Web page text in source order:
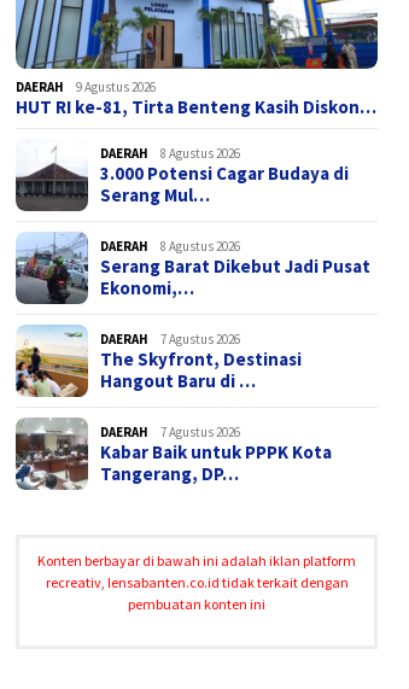
DAERAH 9 Agustus 2026
HUT RI ke-81, Tirta Benteng Kasih Diskon…
DAERAH 8 Agustus 2026
3.000 Potensi Cagar Budaya di
Serang Mul…
DAERAH 8 Agustus 2026
Serang Barat Dikebut Jadi Pusat
Ekonomi,…
DAERAH 7 Agustus 2026
The Skyfront, Destinasi
Hangout Baru di …
DAERAH 7 Agustus 2026
Kabar Baik untuk PPPK Kota
Tangerang, DP…
Konten berbayar di bawah ini adalah iklan platform
recreativ, lensabanten.co.id tidak terkait dengan
pembuatan konten ini